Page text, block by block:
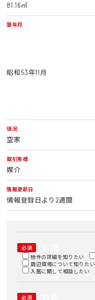
81.16㎡
築年月
昭和53年11月
現況
空家
取引態様
媒介
情報更新日
情報登録日より2週間
必須
い合
わせ
内容
物件の詳細を知りたい
周辺環境について知りたい
入居に関して相談したい
必須